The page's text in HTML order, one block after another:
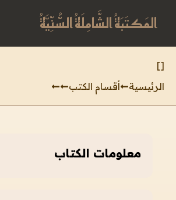
المَكتَبَةُ الشَّامِلَةُ السُّنِّيَّةُ
[
]
الرئيسية
أقسام الكتب
معلومات الكتاب